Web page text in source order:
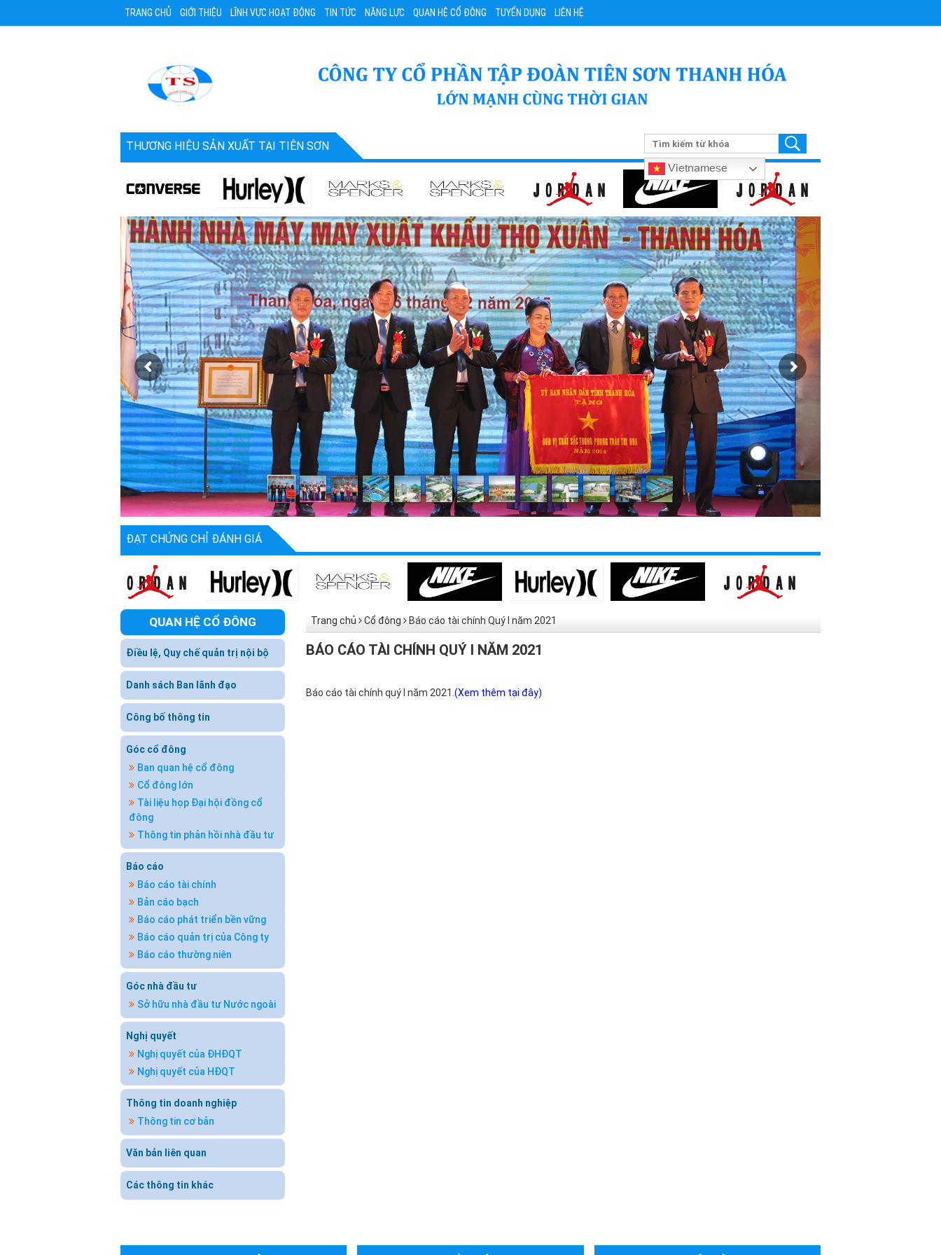
TRANG CHỦ GIỚI THIỆU LĨNH VỰC HOẠT ĐỘNG TIN TỨC NĂNG LỰC QUAN HỆ CỔ ĐÔNG TUYỂN DỤNG LIÊN HỆ
THƯƠNG HIỆU SẢN XUẤT TẠI TIÊN SƠN
Vietnamese
ĐẠT CHỨNG CHỈ ĐÁNH GIÁ
Trang chủ Cổ đông Báo cáo tài chính Quý I năm 2021
BÁO CÁO TÀI CHÍNH QUÝ I NĂM 2021
Báo cáo tài chính quý I năm 2021. (Xem thêm tại đây)
QUAN HỆ CỔ ĐÔNG
Điều lệ, Quy chế quản trị nội bộ
Danh sách Ban lãnh đạo
Công bố thông tin
Góc cổ đông
Ban quan hệ cổ đông
Cổ đông lớn
Tài liệu họp Đại hội đồng cổ
đông
Thông tin phản hồi nhà đầu tư
Báo cáo
Báo cáo tài chính
Bản cáo bạch
Báo cáo phát triển bền vững
Báo cáo quản trị của Công ty
Báo cáo thường niên
Góc nhà đầu tư
Sở hữu nhà đầu tư Nước ngoài
Nghị quyết
Nghị quyết của ĐHĐQT
Nghị quyết của HĐQT
Thông tin doanh nghiệp
Thông tin cơ bản
Văn bản liên quan
Các thông tin khác